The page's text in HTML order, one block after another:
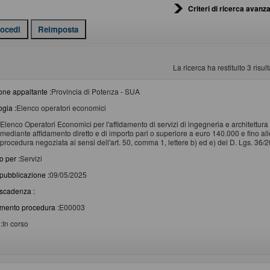
Criteri di ricerca
La ricerca ha restituito 3
appaltante :Provincia di Potenza - SUA
:Elenco operatori economici
Elenco Operatori Economici per l'affidamento di servizi di ingegneria e
mediante affidamento diretto e di importo pari o superiore a euro 140.000 e fino
procedura negoziata ai sensi dell'art. 50, comma 1, lettere b) ed e) del D. Lgs. 36/
per :Servizi
:09/05/2025
:
procedura :E00003
In corso